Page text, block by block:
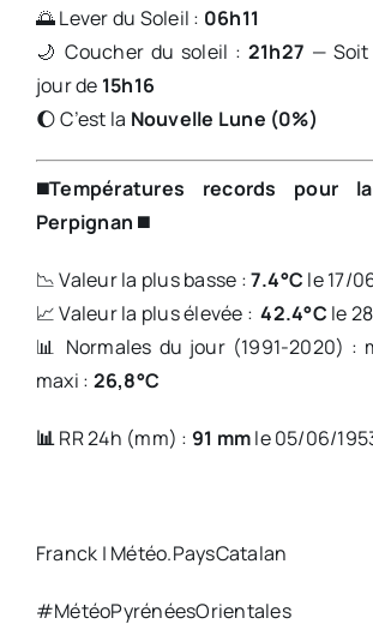
🌅 Lever du Soleil : 06h11
🌙 Coucher du soleil : 21h27 —
jour de 15h16
🌔 C’est la Nouvelle Lune (0%)
◼️Températures records pour
Perpignan ◼️
📉 Valeur la plus basse :7.4°C le 17/
📈 Valeur la plus élevée :42.4°C le
📊 Normales du jour (1991-2020) :
maxi : 26,8°C
📊RR 24h (mm) : 91 mmle 05/06/
Franck | Météo.PaysCatalan
#MétéoPyrénéesOrientales